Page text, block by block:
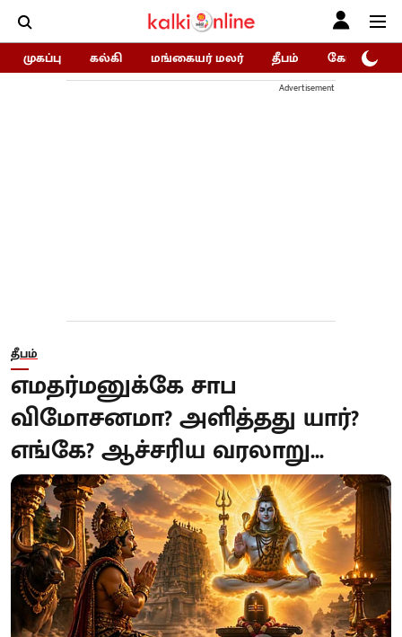
முகப்பு கல்கி மங்கையர் மலர் தீபம் கோகுலம்/
Advertisement
தீபம்
எமதர்மனுக்கே சாப
விமோசனமா? அளித்தது யார்?
எங்கே? ஆச்சரிய வரலாறு...